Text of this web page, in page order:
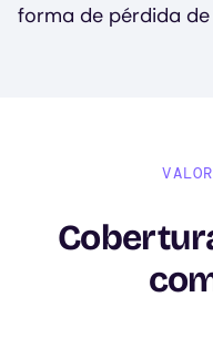
forma de pérdida